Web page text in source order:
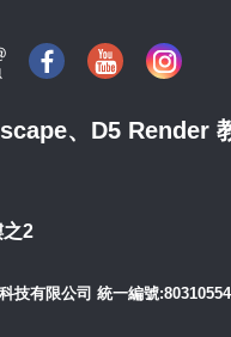
、D5 Render
之2
技有限公司 統一編號:80310554